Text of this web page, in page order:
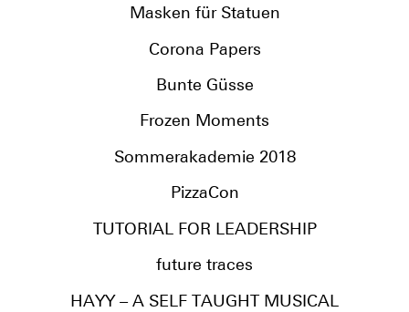
Masken für Statuen
Corona Papers
Bunte Güsse
Frozen Moments
Sommerakademie 2018
PizzaCon
TUTORIAL FOR LEADERSHIP
future traces
HAYY – A SELF TAUGHT MUSICAL